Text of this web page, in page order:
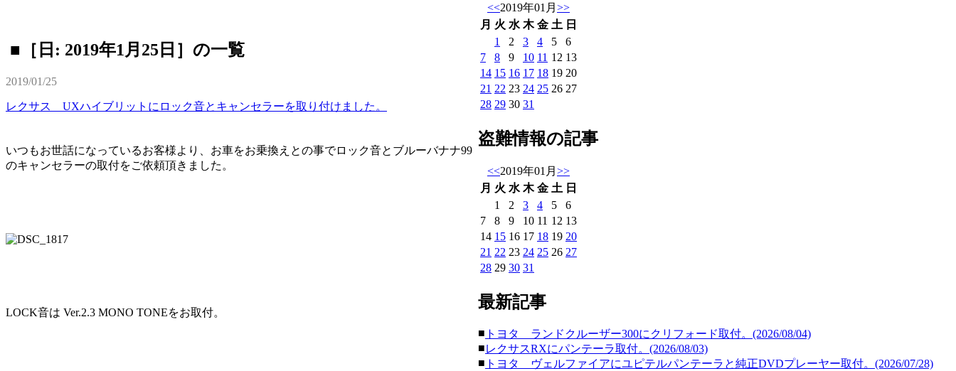
■［日: 2019年1月25日］の一覧
2019/01/25
レクサス UXハイブリットにロック音とキャンセラーを取り付けました。
いつもお世話になっているお客様より、お車をお乗換えとの事でロック音とブルーバナナ99
のキャンセラーの取付をご依頼頂きました。
LOCK音は Ver.2.3 MONO TONEをお取付。
<<2019年01月 >>
月 火 水 木 金 土 日
1
2 3 4 5
6
7
8 9 10 11 12 13
14 15 16 17 18 19 20
21 22 23 24 25 26 27
28 29 30 31
盗難情報の記事
<<2019年01月 >>
月 火 水 木 金 土 日
1
2 3 4 5
6
7
8 9 10 11 12 13
14 15 16 17 18 19 20
21 22 23 24 25 26 27
28 29 30 31
最新記事
■ トヨタ ランドクルーザー300にクリフォード取付。(2026/08/04)
■レクサスRXにパンテーラ取付。(2026/08/03)
■ トヨタ ヴェルファイアにユピテルパンテーラと純正DVDプレーヤー取付。(2026/07/28)